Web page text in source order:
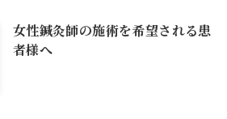
女性鍼灸師の施術を希望される患
者様へ